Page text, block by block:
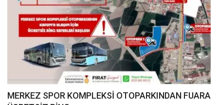
MERKEZ SPOR KOMPLEKSİ OTOPARKINDAN FUARA